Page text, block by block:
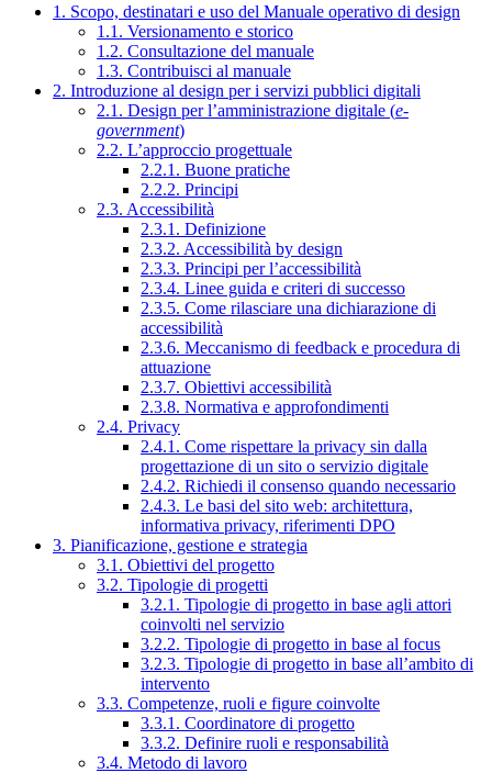
1. Scopo, destinatari e uso del Manuale operativo di design
1.1. Versionamento e storico
1.2. Consultazione del manuale
1.3. Contribuisci al manuale
2. Introduzione al design per i servizi pubblici digitali
2.1. Design per l’amministrazione digitale (e-
government)
2.2. L’approccio progettuale
2.2.1. Buone pratiche
2.2.2. Principi
2.3. Accessibilità
2.3.1. Definizione
2.3.2. Accessibilità by design
2.3.3. Principi per l’accessibilità
2.3.4. Linee guida e criteri di successo
2.3.5. Come rilasciare una dichiarazione di
accessibilità
2.3.6. Meccanismo di feedback e procedura di
attuazione
2.3.7. Obiettivi accessibilità
2.3.8. Normativa e approfondimenti
2.4. Privacy
2.4.1. Come rispettare la privacy sin dalla
progettazione di un sito o servizio digitale
2.4.2. Richiedi il consenso quando necessario
2.4.3. Le basi del sito web: architettura,
informativa privacy, riferimenti DPO
3. Pianificazione, gestione e strategia
3.1. Obiettivi del progetto
3.2. Tipologie di progetti
3.2.1. Tipologie di progetto in base agli attori
coinvolti nel servizio
3.2.2. Tipologie di progetto in base al focus
3.2.3. Tipologie di progetto in base all’ambito di
intervento
3.3. Competenze, ruoli e figure coinvolte
3.3.1. Coordinatore di progetto
3.3.2. Definire ruoli e responsabilità
3.4. Metodo di lavoro